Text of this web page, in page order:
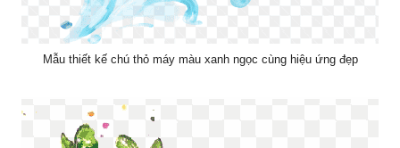
Mẫu thiết kế chú thỏ máy màu xanh ngọc cùng hiệu ứng đẹp